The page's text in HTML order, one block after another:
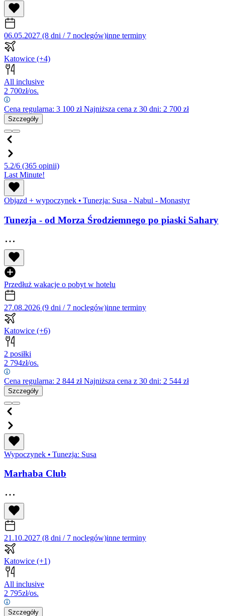
06.05.2027 (8 dni / 7 noclegów)inne terminy
Katowice (+4)
All inclusive
2 700zł/os.
Cena regularna: 3 100 złNajniższa cena z 30 dni: 2 700 zł
Szczegóły
5.2/6 (365 opinii)
Last Minute!
Objazd + wypoczynek • Tunezja: Susa - Nabul - Monastyr
Tunezja - od Morza Środziemnego po piaski Sahary
Przedłuż wakacje o pobyt w hotelu
27.08.2026 (9 dni / 7 noclegów)inne terminy
Katowice (+6)
2 posiłki
2 794zł/os.
Cena regularna: 2 844 złNajniższa cena z 30 dni: 2 544 zł
Szczegóły
Wypoczynek • Tunezja: Susa
Marhaba Club
21.10.2027 (8 dni / 7 noclegów)inne terminy
Katowice (+1)
All inclusive
2 795zł/os.
Szczegóły